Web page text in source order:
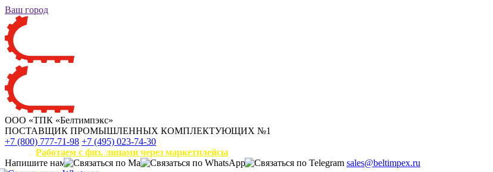
Ваш город
ООО «ТПК «Белтимпэкс»
ПОСТАВЩИК ПРОМЫШЛЕННЫХ КОМПЛЕКТУЮЩИХ №1
+7 (800) 777-71-98 +7 (495) 023-74-30
Работаем с физ. лицами через маркетплейсы
Напишите нам
sales@beltimpex.ru